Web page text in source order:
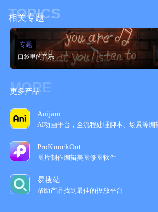
TOPICS
相关专题
口袋里的音乐
专题
MORE
更多产品
Anijam
AI动画平台，全流程处理脚本、场景等编
ProKnockOut
图片制作编辑美图修图软件
易搜站
帮助产品找到最佳的投放平台